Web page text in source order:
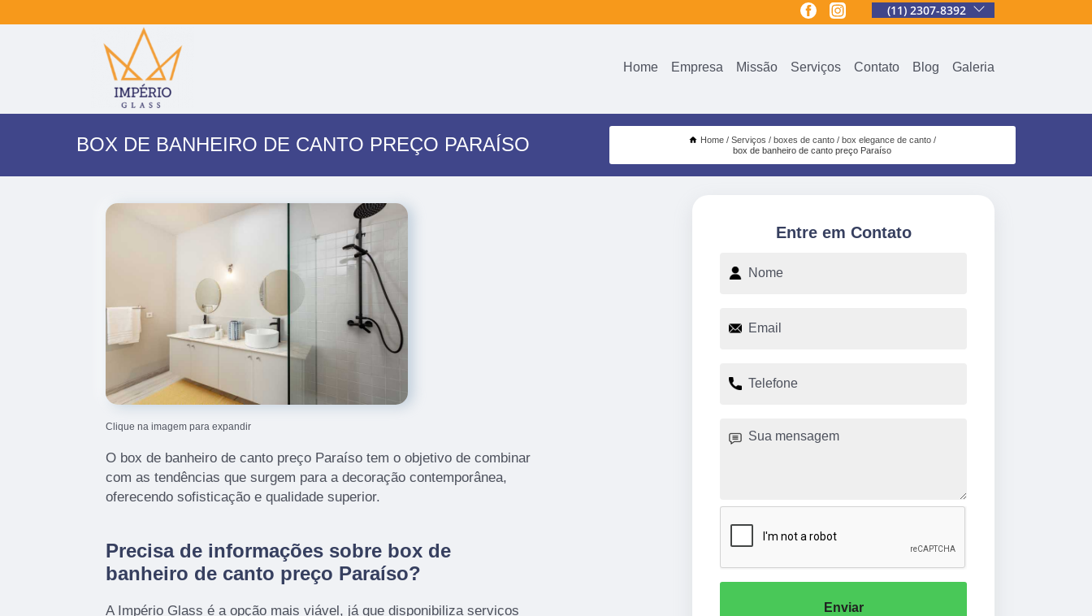
(11) 2307-8392
Home Empresa Missão Serviços Contato Blog Galeria
BOX DE BANHEIRO DE CANTO PREÇO PARAÍSO Home Serviços boxes de canto
box elegance de canto
box de banheiro de canto preço Paraíso
Clique na imagem para expandir
O box de banheiro de canto preço Paraíso tem o objetivo de combinar
com as tendências que surgem para a decoração contemporânea,
oferecendo sofisticação e qualidade superior.
Precisa de informações sobre box de
banheiro de canto preço Paraíso?
A Império Glass é a opção mais viável, já que disponibiliza serviços
Entre em Contato
Enviar